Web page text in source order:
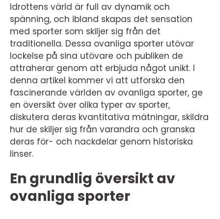
Idrottens värld är full av dynamik och
spänning, och ibland skapas det sensation
med sporter som skiljer sig från det
traditionella. Dessa ovanliga sporter utövar
lockelse på sina utövare och publiken de
attraherar genom att erbjuda något unikt. I
denna artikel kommer vi att utforska den
fascinerande världen av ovanliga sporter, ge
en översikt över olika typer av sporter,
diskutera deras kvantitativa mätningar, skildra
hur de skiljer sig från varandra och granska
deras för- och nackdelar genom historiska
linser.
En grundlig översikt av
ovanliga sporter